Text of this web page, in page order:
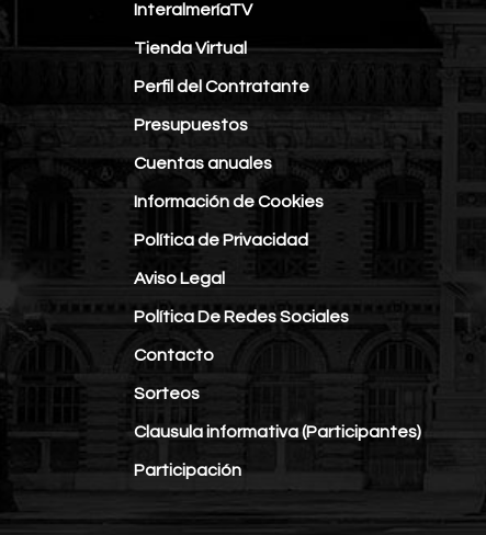
InteralmeríaTV
Tienda Virtual
Perfil del Contratante
Presupuestos
Cuentas anuales
Información de Cookies
Política de Privacidad
Aviso Legal
Política De Redes Sociales
Contacto
Sorteos
Clausula informativa (Participantes)
Participación